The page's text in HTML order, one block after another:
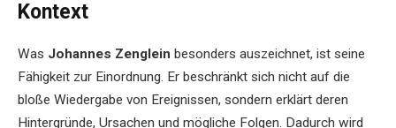
Kontext
Was Johannes Zenglein besonders auszeichnet, ist seine
Fähigkeit zur Einordnung. Er beschränkt sich nicht auf die
bloße Wiedergabe von Ereignissen, sondern erklärt deren
Hintergründe, Ursachen und mögliche Folgen. Dadurch wird